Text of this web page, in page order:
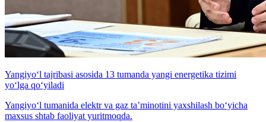
Yangiyo‘l tajribasi asosida 13 tumanda yangi energetika tizimi
yo‘lga qo‘yiladi
Yangiyo‘l tumanida elektr va gaz ta’minotini yaxshilash bo‘yicha
maxsus shtab faoliyat yuritmoqda.